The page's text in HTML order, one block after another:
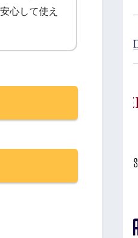
心して使え